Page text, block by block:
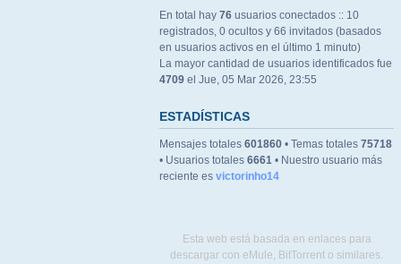
En total hay 76 usuarios conectados :: 10
registrados, 0 ocultos y 66 invitados (basados
en usuarios activos en el último 1 minuto)
La mayor cantidad de usuarios identificados fue
4709 el Jue, 05 Mar 2026, 23:55
ESTADÍSTICAS
Mensajes totales 601860 • Temas totales 75718
• Usuarios totales 6661 • Nuestro usuario más
reciente es victorinho14
Esta web está basada en enlaces para
descargar con eMule, BitTorrent o similares.